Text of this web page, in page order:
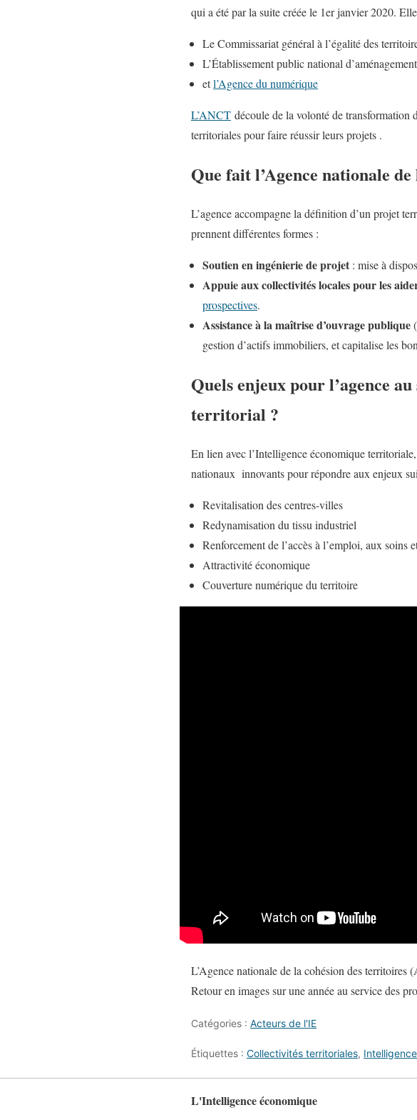
qui a été par la suite créée le 1er janvier 2020.
Le Commissariat général à l’égalité des
L’Établissement public national
etl’Agence du numérique
L’ANCT découle de la volonté de transformation
territoriales pour faire réussir leurs projets .
Que fait l’Agence nationale
L’agence accompagne la définition d’un projet
prennent différentes formes :
Soutien en ingénierie de projet : mise à
Appuie aux collectivités locales pour les
prospectives.
Assistance à la maîtrise d’ouvrage publique
gestion d’actifs immobiliers, et capitalise les
Quels enjeux pour l’agence
territorial ?
En lien avec l’Intelligence économique territoriale,
nationaux innovants pour répondre aux enjeux
Revitalisation des centres-villes
Redynamisation du tissu industriel
Renforcement de l’accès à l’emploi, aux soins
Attractivité économique
Couverture numérique du territoire
L’Agence nationale de la cohésion des territoires
Retour en images sur une année au service des
Catégories : Acteurs de l'IE
Étiquettes : Collectivités territoriales,
L'Intelligence économique